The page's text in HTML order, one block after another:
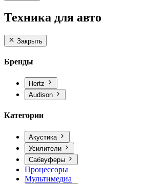
Техника для авто
Закрыть
Бренды
Hertz
Audison
Категории
Акустика
Усилители
Сабвуферы
Процессоры
Мультимедиа